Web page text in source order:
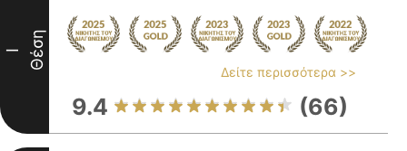
I Θέση
Δείτε περισσότερα >>
9.4 (66)